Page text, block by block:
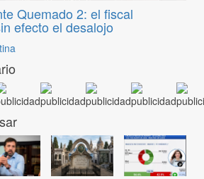
Quemado 2: el fiscal
efecto el desalojo